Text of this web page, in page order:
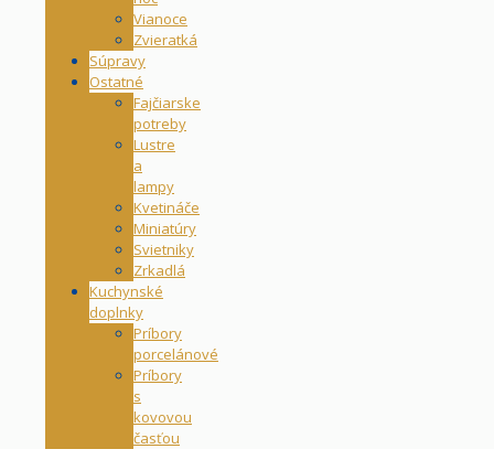
Vianoce
Zvieratká
Súpravy
Ostatné
Fajčiarske
potreby
Lustre
a
lampy
Kvetináče
Miniatúry
Svietniky
Zrkadlá
Kuchynské
doplnky
Príbory
porcelánové
Príbory
s
kovovou
časťou